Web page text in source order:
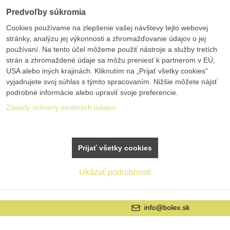
info@bolex.sk
Predvoľby súkromia
Cookies používame na zlepšenie vašej návštevy tejto webovej
stránky, analýzu jej výkonnosti a zhromažďovanie údajov o jej
používaní. Na tento účel môžeme použiť nástroje a služby tretích
strán a zhromaždené údaje sa môžu preniesť k partnerom v EÚ,
USA alebo iných krajinách. Kliknutím na „Prijať všetky cookies“
vyjadrujete svoj súhlas s týmto spracovaním. Nižšie môžete nájsť
podrobné informácie alebo upraviť svoje preferencie.
Zásady ochrany osobných údajov
Ukázať podrobnosti
Prijať všetky cookies